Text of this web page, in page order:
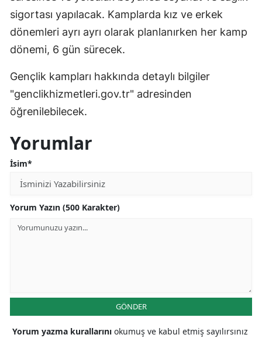
sigortası yapılacak. Kamplarda kız ve erkek
dönemleri ayrı ayrı olarak planlanırken her kamp
dönemi, 6 gün sürecek.
Gençlik kampları hakkında detaylı bilgiler
"genclikhizmetleri.gov.tr" adresinden
öğrenilebilecek.
Yorumlar
İsim*
Yorum Yazın (500 Karakter)
GÖNDER
Yorum yazma kurallarını okumuş ve kabul etmiş sayılırsınız